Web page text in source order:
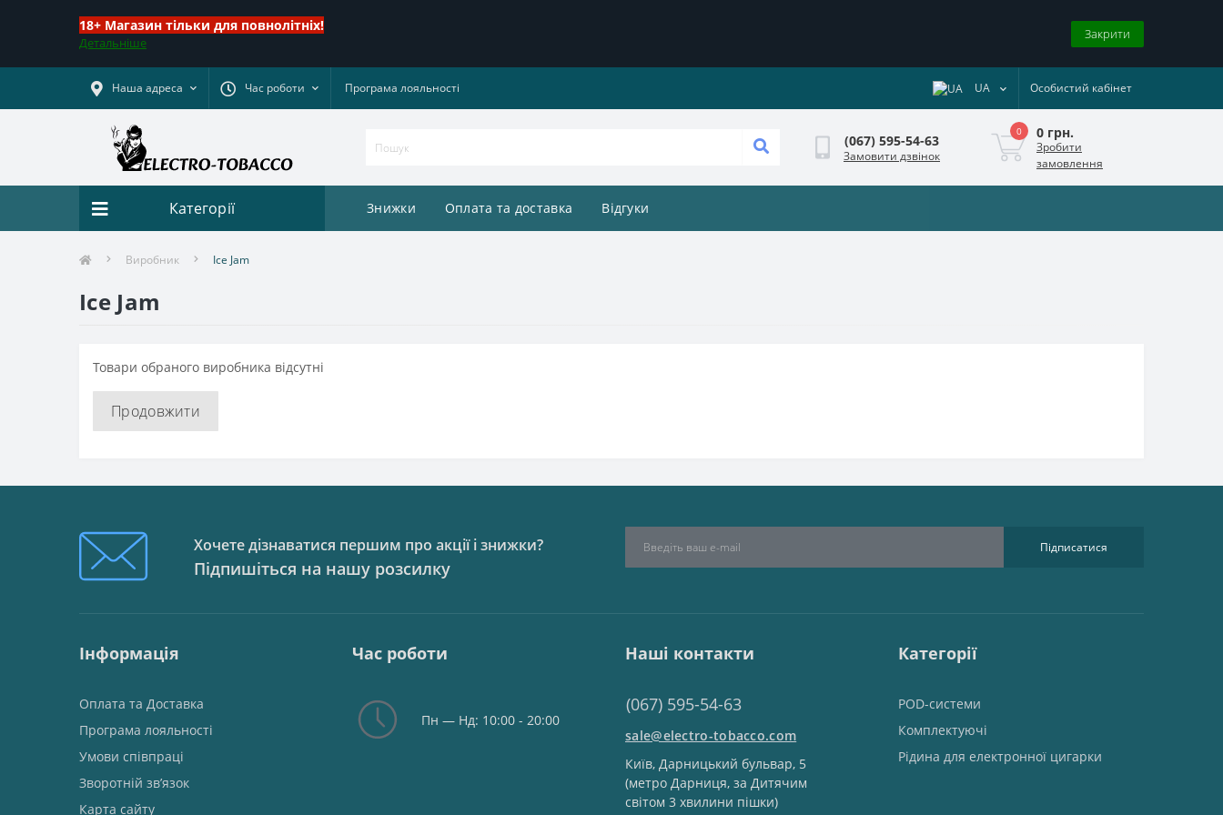
18+ Магазин тільки для повнолітніх!
Детальніше
Закрити
Наша адреса Час роботи Програма лояльності UA Особистий кабінет
(067) 595-54-63
Замовити дзвінок
0 0 грн.
Зробити
замовлення
Категорії Знижки Оплата та доставка Відгуки
Виробник Ice Jam
Ice Jam
Товари обраного виробника відсутні
Продовжити
Хочете дізнаватися першим про акції і знижки?
Підпишіться на нашу розсилку
Підписатися
Інформація
Оплата та Доставка
Програма лояльності
Умови співпраці
Зворотній зв’язок
Карта сайту
Час роботи
Пн — Нд: 10:00 - 20:00
Наші контакти
(067) 595-54-63
sale@electro-tobacco.com
Київ, Дарницький бульвар, 5
(метро Дарниця, за Дитячим
світом 3 хвилини пішки)
Категорії
POD-системи
Комплектуючі
Рідина для електронної цигарки